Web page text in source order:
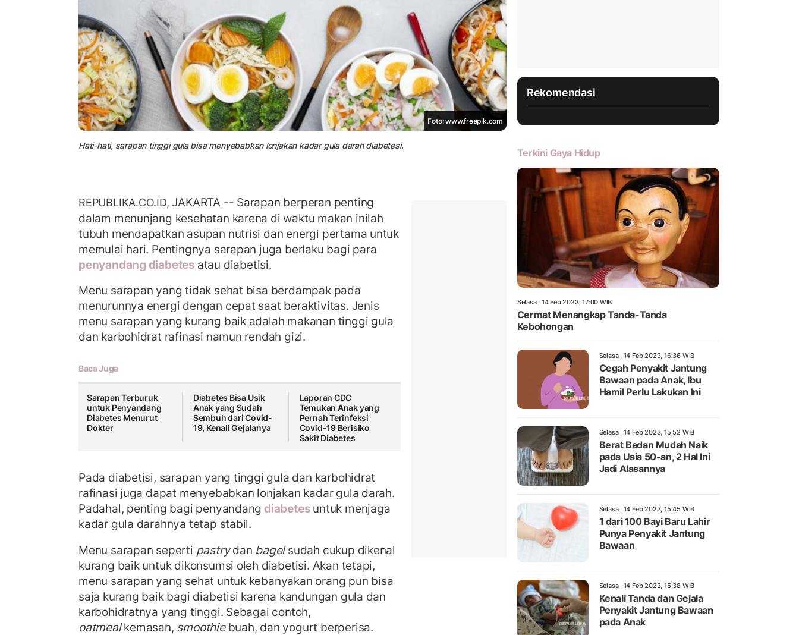
Foto: www.freepik.com
Hati-hati, sarapan tinggi gula bisa menyebabkan lonjakan kadar gula darah diabetesi.
REPUBLIKA.CO.ID,JAKARTA -- Sarapan berperan penting
dalam menunjang kesehatan karena di waktu makan inilah
tubuh mendapatkan asupan nutrisi dan energi pertama untuk
memulai hari. Pentingnya sarapan juga berlaku bagi para
penyandang diabetes atau diabetisi.
Menu sarapan yang tidak sehat bisa berdampak pada
menurunnya energi dengan cepat saat beraktivitas. Jenis
menu sarapan yang kurang baik adalah makanan tinggi gula
dan karbohidrat rafinasi namun rendah gizi.
Baca Juga
Sarapan Terburuk
untuk Penyandang
Diabetes Menurut
Dokter
Diabetes Bisa Usik
Anak yang Sudah
Sembuh dari Covid-
19, Kenali Gejalanya
Laporan CDC
Temukan Anak yang
Pernah Terinfeksi
Covid-19 Berisiko
Sakit Diabetes
Pada diabetisi, sarapan yang tinggi gula dan karbohidrat
rafinasi juga dapat menyebabkan lonjakan kadar gula darah.
Padahal, penting bagi penyandang diabetes untuk menjaga
kadar gula darahnya tetap stabil.
Menu sarapan seperti pastrydan bagelsudah cukup dikenal
kurang baik untuk dikonsumsi oleh diabetisi. Akan tetapi,
menu sarapan yang sehat untuk kebanyakan orang pun bisa
saja kurang baik bagi diabetisi karena kandungan gula dan
karbohidratnya yang tinggi. Sebagai contoh,
oatmealkemasan, smoothiebuah, dan yogurt berperisa.
Rekomendasi
Terkini Gaya Hidup
Selasa , 14 Feb 2023, 17:00 WIB
Cermat Menangkap Tanda-Tanda
Kebohongan
Selasa , 14 Feb 2023, 16:36 WIB
Cegah Penyakit Jantung
Bawaan pada Anak, Ibu
Hamil Perlu Lakukan Ini
Selasa , 14 Feb 2023, 15:52 WIB
Berat Badan Mudah Naik
pada Usia 50-an, 2 Hal Ini
Jadi Alasannya
Selasa , 14 Feb 2023, 15:45 WIB
1 dari 100 Bayi Baru Lahir
Punya Penyakit Jantung
Bawaan
Selasa , 14 Feb 2023, 15:38 WIB
Kenali Tanda dan Gejala
Penyakit Jantung Bawaan
pada Anak